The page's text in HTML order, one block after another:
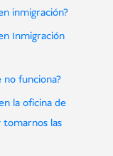
inmigración?
Inmigración
funciona?
la oficina de
las